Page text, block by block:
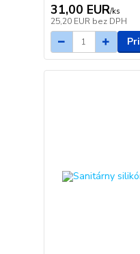
31,00 EUR/ks
25,20 EUR bez DPH